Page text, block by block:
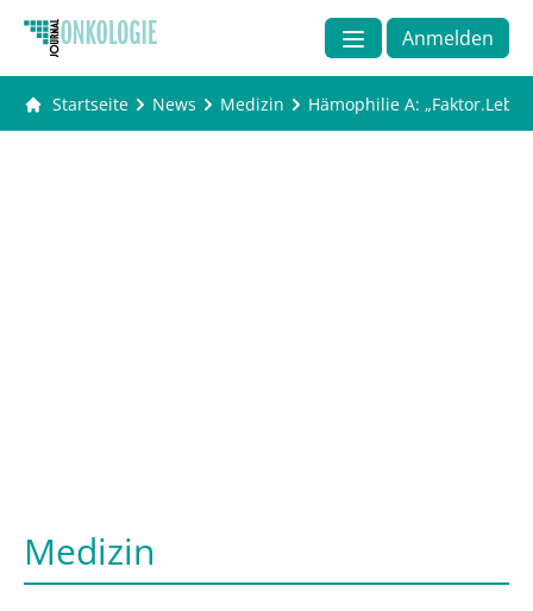
Anmelden
Startseite News Medizin Hämophilie A:
Medizin